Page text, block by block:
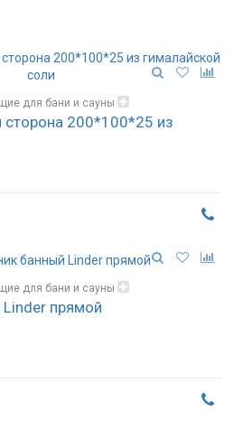
для бани и сауны
из соли
сторона 200*100*25 из
для бани и сауны
прямой